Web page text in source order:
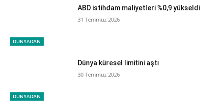
DÜNYADAN
ABD istihdam maliyetleri %0,9 yükseldi
31 Temmuz 2026
DÜNYADAN
Dünya küresel limitini aştı
30 Temmuz 2026